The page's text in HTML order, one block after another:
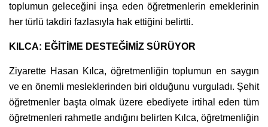
toplumun geleceğini inşa eden öğretmenlerin emeklerinin
her türlü takdiri fazlasıyla hak ettiğini belirtti.
KILCA: EĞİTİME DESTEĞİMİZ SÜRÜYOR
Ziyarette Hasan Kılca, öğretmenliğin toplumun en saygın
ve en önemli mesleklerinden biri olduğunu vurguladı. Şehit
öğretmenler başta olmak üzere ebediyete irtihal eden tüm
öğretmenleri rahmetle andığını belirten Kılca, öğretmenliğin